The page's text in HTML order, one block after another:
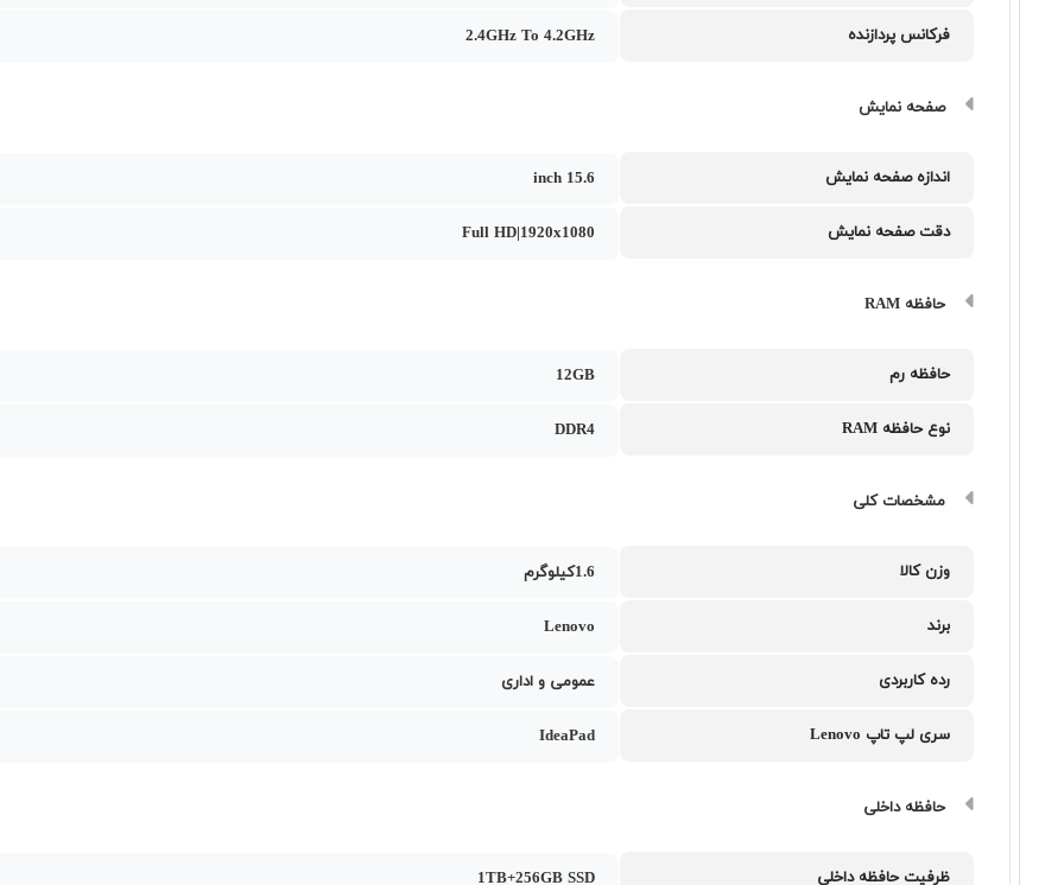
فرکانس پردازنده 2.4GHz To 4.2GHz
صفحه نمایش
اندازه صفحه نمایش 15.6 inch
دقت صفحه نمایش Full HD|1920x1080
حافظه RAM
حافظه رم 12GB
نوع حافظه RAM DDR4
مشخصات کلی
وزن کالا 1.6کیلوگرم
برند Lenovo
رده کاربردی عمومی و اداری
سری لپ تاپ Lenovo IdeaPad
حافظه داخلی
ظرفیت حافظه داخلی 1TB+256GB SSD